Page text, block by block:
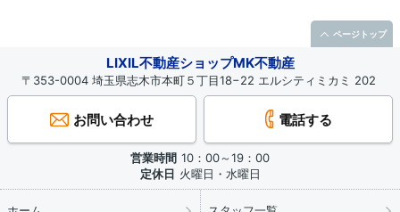
LIXIL不動産ショップMK不動産
〒353-0004 埼玉県志木市本町５丁目18−22 エルシティミカミ 202
お問い合わせ 電話する
営業時間 10：00～19：00
定休日 火曜日・水曜日
ページトップ